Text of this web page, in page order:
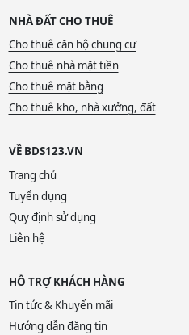
NHÀ ĐẤT CHO THUÊ
Cho thuê căn hộ chung cư
Cho thuê nhà mặt tiền
Cho thuê mặt bằng
Cho thuê kho, nhà xưởng, đất
VỀ BDS123.VN
Trang chủ
Tuyển dụng
Quy định sử dụng
Liên hệ
HỖ TRỢ KHÁCH HÀNG
Tin tức & Khuyến mãi
Hướng dẫn đăng tin